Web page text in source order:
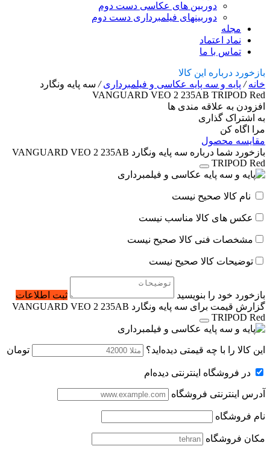
دوربین های عکاسی دست دوم
دوربینهای فیلمبرداری دست دوم
مجله
نماد اعتماد
تماس با ما
بازخورد درباره این کالا
خانه/ پایه و سه پایه عکاسی و فیلمبرداری/ سه پایه ونگارد
VANGUARD VEO 2 235AB TRIPOD Red
افزودن به علاقه مندی ها
به اشتراک گذاری
مرا اگاه کن
مقایسه محصول
بازخورد شما درباره سه پایه ونگارد VANGUARD VEO 2 235AB
TRIPOD Red
نام کالا صحیح نیست
عکس های کالا مناسب نیست
مشخصات فنی کالا صحیح نیست
توضیحات کالا صحیح نیست
بازخورد خود را بنویسید
ثبت اطلاعات
گزارش قیمت برای سه پایه ونگارد VANGUARD VEO 2 235AB
TRIPOD Red
این کالا را با چه قیمتی دیده‌اید؟ تومان
در فروشگاه اینترنتی دیده‌ام
آدرس اینترنتی فروشگاه
نام فروشگاه
مکان فروشگاه